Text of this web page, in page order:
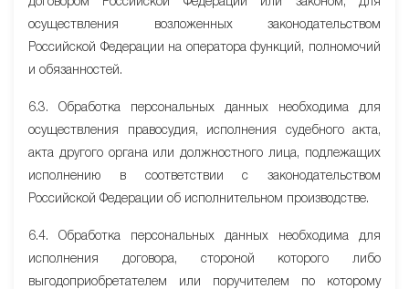
осуществления возложенных законодательством
Российской Федерации на оператора функций, полномочий
и обязанностей.
6.3. Обработка персональных данных необходима для
осуществления правосудия, исполнения судебного акта,
акта другого органа или должностного лица, подлежащих
исполнению в соответствии с законодательством
Российской Федерации об исполнительном производстве.
6.4. Обработка персональных данных необходима для
исполнения договора, стороной которого либо
выгодоприобретателем или поручителем по которому